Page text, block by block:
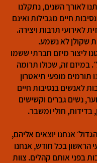
לאורך השנים, נתקלנו
חיים מגבילות ואינם
לאירועי תרבות ויצירה.
שקולן לא נשמע.
ליצור מיזם חברתי ששמו
במיזם זה, שכולו תרומה
תורמים מופעי תיאטרון
לאנשים בנסיבות חיים
נשים גברים וקשישים
בדידות, חולי ומשבר.
אנחנו יוצאים אליהם,
הראשון בכל חודש, אנחנו
בפני אותם קהלים. צוות